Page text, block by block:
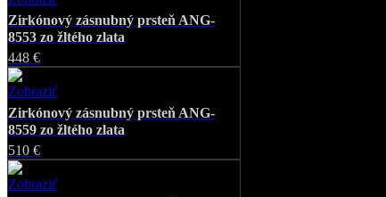
Zirkónový zásnubný prsteň ANG-
8553 zo žltého zlata
448 €
Zobraziť
Zirkónový zásnubný prsteň ANG-
8559 zo žltého zlata
510 €
Zobraziť